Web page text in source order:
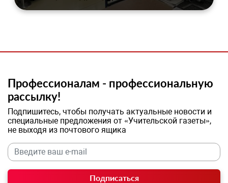
Профессионалам - профессиональную
рассылку!
Подпишитесь, чтобы получать актуальные новости и
специальные предложения от «Учительской газеты»,
не выходя из почтового ящика
Подписаться